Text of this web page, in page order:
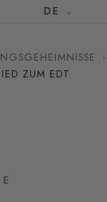
DE
›
ZUM EDT